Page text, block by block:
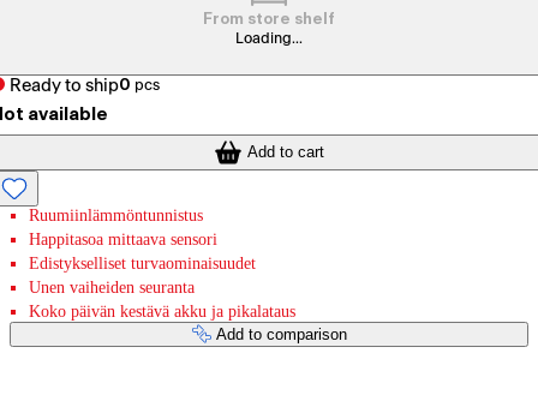
From store shelf
Loading...
Ready to ship0 pcs
available
Add to cart
Ruumiinlämmöntunnistus
Happitasoa mittaava sensori
Edistykselliset turvaominaisuudet
Unen vaiheiden seuranta
Koko päivän kestävä akku ja pikalataus
Add to comparison